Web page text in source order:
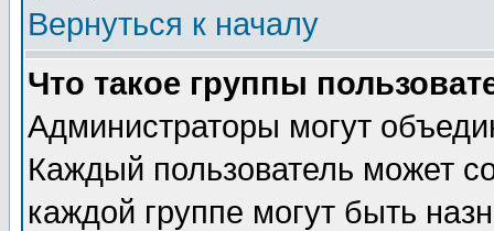
Вернуться к началу
Что такое группы
Администраторы могут
Каждый пользователь может
каждой группе могут быть